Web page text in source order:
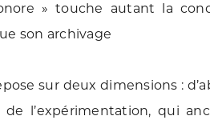
» touche autant la
son archivage
sur deux dimensions :
de l’expérimentation, qui